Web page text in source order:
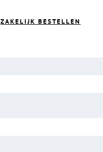
ZAKELIJK BESTELLEN